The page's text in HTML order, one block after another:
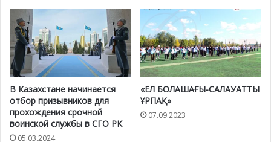
В Казахстане начинается
отбор призывников для
прохождения срочной
воинской службы в СГО РК
05.03.2024
«ЕЛ БОЛАШАҒЫ-САЛАУАТТЫ
ҰРПАҚ»
07.09.2023